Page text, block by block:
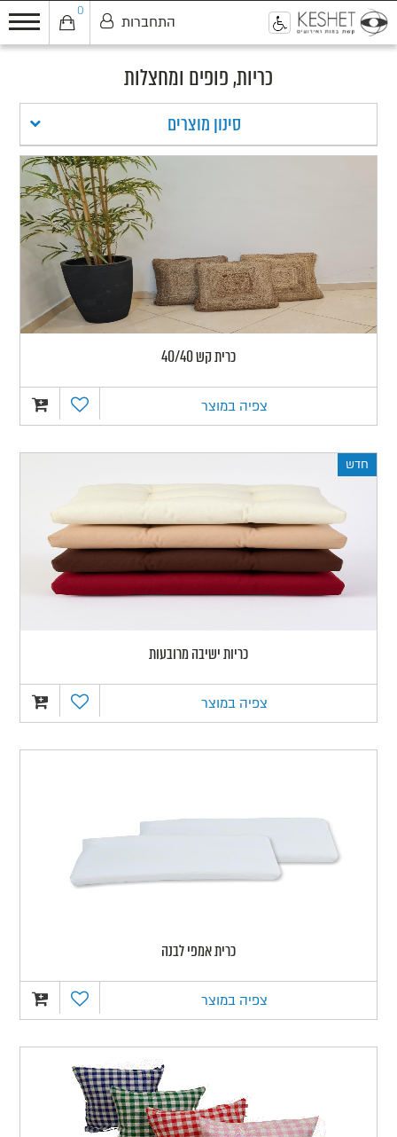
0
התחברות
כריות, פופים ומחצלות
סינון מוצרים
כרית קש 40/40
צפיה במוצר
כריות ישיבה מרובעות
צפיה במוצר
חדש
כרית אמפי לבנה
צפיה במוצר